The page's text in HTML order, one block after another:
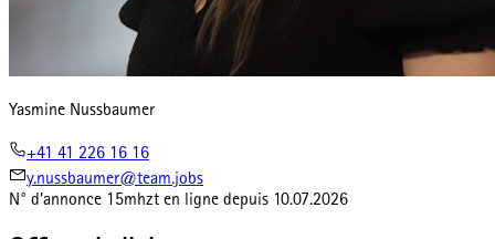
Yasmine Nussbaumer
+41 41 226 16 16
y.nussbaumer@team.jobs
N° d'annonce 15mhzt en ligne depuis 10.07.2026